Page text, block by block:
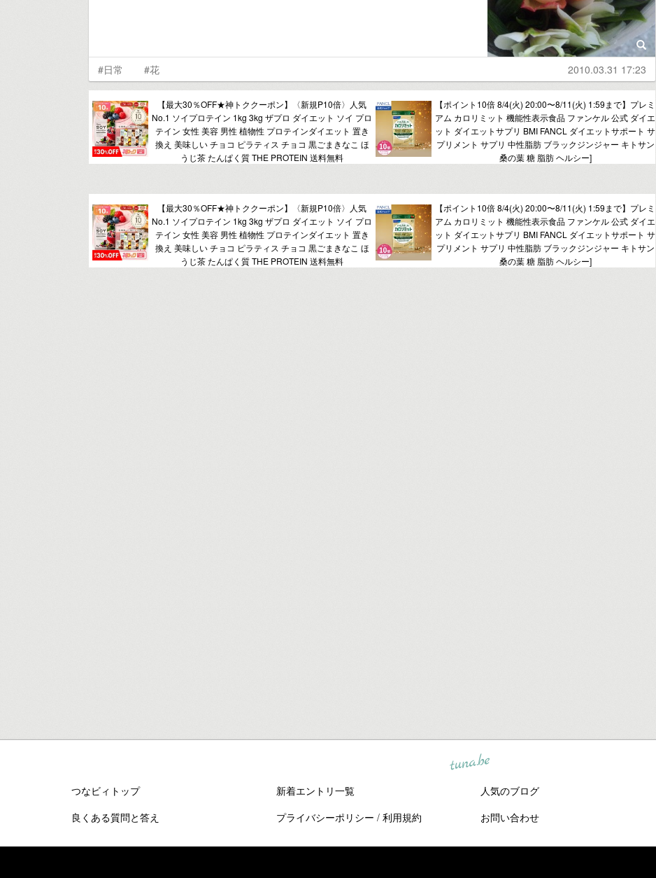
#日常 #花 2010.03.31 17:23
【最大30％OFF★神トククーポン】〈新規P10倍〉人気
No.1 ソイプロテイン 1kg 3kg ザプロ ダイエット ソイ プロ
テイン 女性 美容 男性 植物性 プロテインダイエット 置き
換え 美味しい チョコ ピラティス チョコ 黒ごまきなこ ほ
うじ茶 たんぱく質 THE PROTEIN 送料無料
【ポイント10倍 8/4(火) 20:00〜8/11(火) 1:59まで】プレミ
アム カロリミット 機能性表示食品 ファンケル 公式 ダイエ
ット ダイエットサプリ BMI FANCL ダイエットサポート サ
プリメント サプリ 中性脂肪 ブラックジンジャー キトサン
桑の葉 糖 脂肪 ヘルシー]
【最大30％OFF★神トククーポン】〈新規P10倍〉人気
No.1 ソイプロテイン 1kg 3kg ザプロ ダイエット ソイ プロ
テイン 女性 美容 男性 植物性 プロテインダイエット 置き
換え 美味しい チョコ ピラティス チョコ 黒ごまきなこ ほ
うじ茶 たんぱく質 THE PROTEIN 送料無料
【ポイント10倍 8/4(火) 20:00〜8/11(火) 1:59まで】プレミ
アム カロリミット 機能性表示食品 ファンケル 公式 ダイエ
ット ダイエットサプリ BMI FANCL ダイエットサポート サ
プリメント サプリ 中性脂肪 ブラックジンジャー キトサン
桑の葉 糖 脂肪 ヘルシー]
tuna.be
つなビィトップ 新着エントリ一覧 人気のブログ
良くある質問と答え
プライバシーポリシー / 利用規約 お問い合わせ